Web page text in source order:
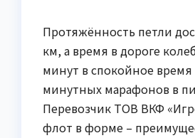
Протяжённость петли
км, а время в дороге
минут в спокойное время
минутных марафонов в
Перевозчик ТОВ ВКФ
флот в форме –